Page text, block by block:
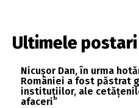
Ultimele postari
Nicușor Dan, în urma
României a fost păstrat
instituțiilor, ale
afaceri”